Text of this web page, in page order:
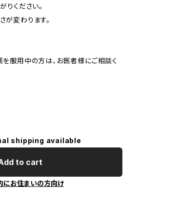
りください。
変わります。
を服用中の方は、お医者様にご相談く
shipping available
to cart
にお住まいの方向け